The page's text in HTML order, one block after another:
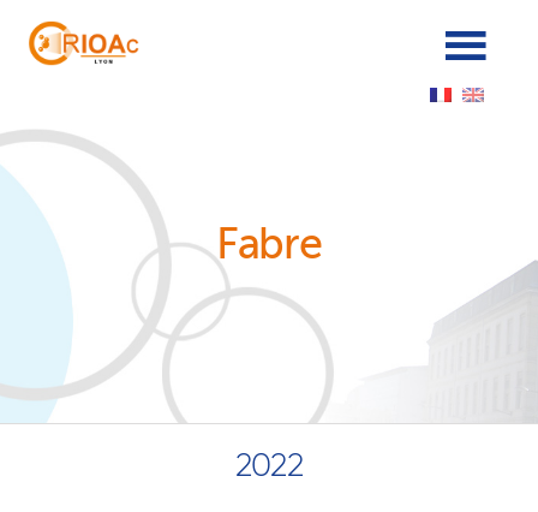
Fabre
2022
Panneau de gestion des cookies